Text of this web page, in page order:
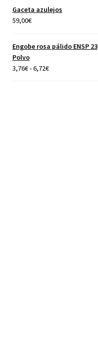
precios:
desde
40,00€
Gaceta azulejos
59,00€
Engobe rosa pálido ENSP 23
Polvo
3,76€-6,72€Rango